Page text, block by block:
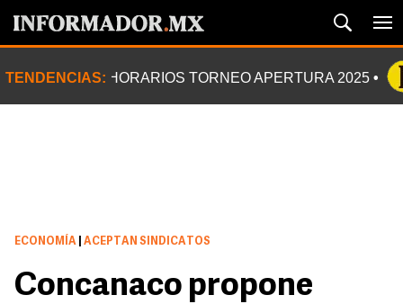
TENDENCIAS: HORARIOS TORNEO APERTURA 2025
ECONOMÍA ACEPTAN SINDICATOS
Concanaco propone